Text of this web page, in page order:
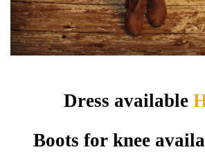
Dress available
Boots for knee